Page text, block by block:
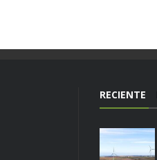
RECIENTE